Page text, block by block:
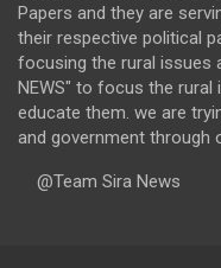
Papers and they are
their respective political
focusing the rural issues
NEWS" to focus the
educate them. we are
and government through
@Team Sira News